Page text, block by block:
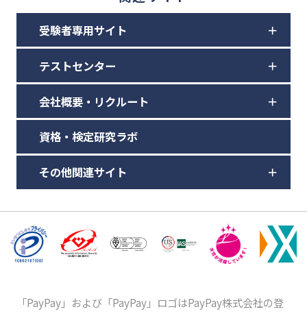
受験者専用サイト
テストセンター
会社概要・リクルート
資格・検定研究ラボ
その他関連サイト
「PayPay」および「PayPay」ロゴはPayPay株式会社の登